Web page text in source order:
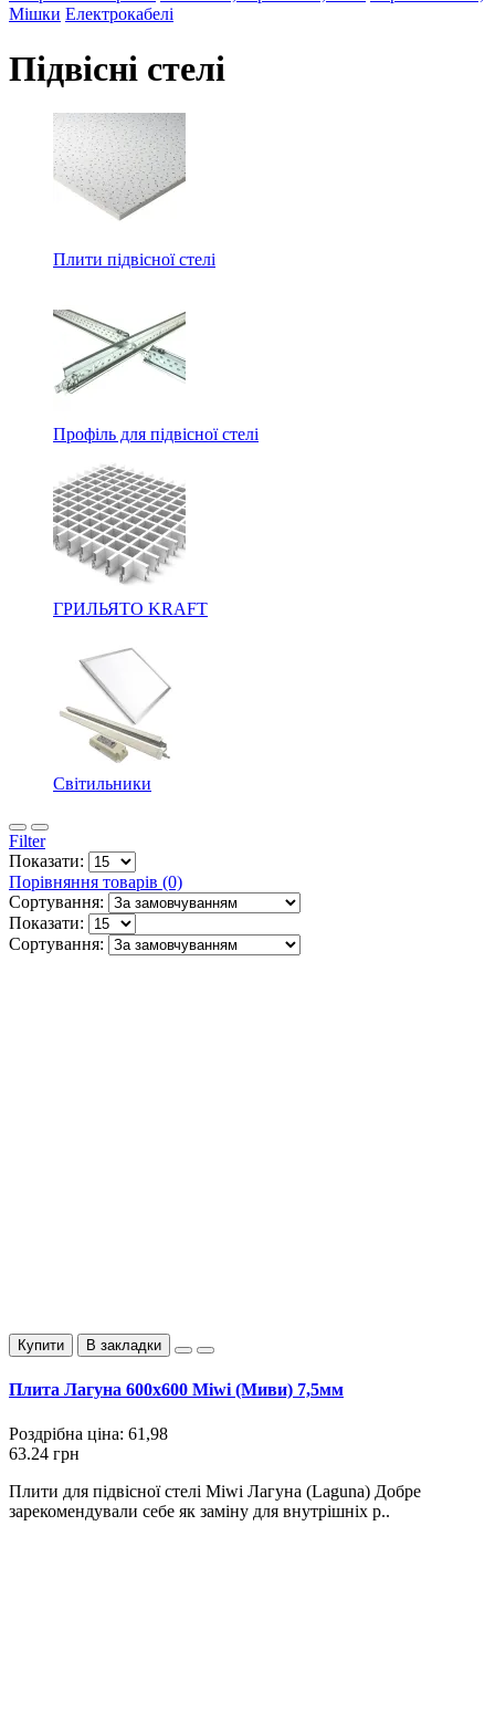
Мішки Електрокабелі
Підвісні стелі
Плити підвісної стелі
Профіль для підвісної стелі
ГРИЛЬЯТО KRAFT
Світильники
Filter
Показати:
Порівняння товарів (0)
Сортування:
Показати:
Сортування:
Купити В закладки
Плита Лагуна 600х600 Miwi (Миви) 7,5мм
Роздрібна ціна: 61,98
63.24 грн
Плити для підвісної стелі Miwi Лагуна (Laguna) Добре
зарекомендували себе як заміну для внутрішніх р..